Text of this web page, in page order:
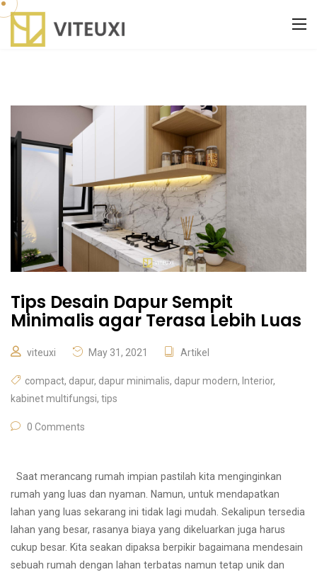
Tips Desain Dapur Sempit
Minimalis agar Terasa Lebih Luas
viteuxi May 31, 2021 Artikel
compact, dapur, dapur minimalis, dapur modern, Interior,
kabinet multifungsi, tips
0 Comments
Saat merancang rumah impian pastilah kita menginginkan
rumah yang luas dan nyaman. Namun, untuk mendapatkan
lahan yang luas sekarang ini tidak lagi mudah. Sekalipun tersedia
lahan yang besar, rasanya biaya yang dikeluarkan juga harus
cukup besar. Kita seakan dipaksa berpikir bagaimana mendesain
sebuah rumah dengan lahan terbatas namun tetap unik dan